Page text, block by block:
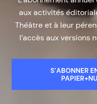
aux activités
Théâtre et à leur
l’accès aux versions
S’ABONNER